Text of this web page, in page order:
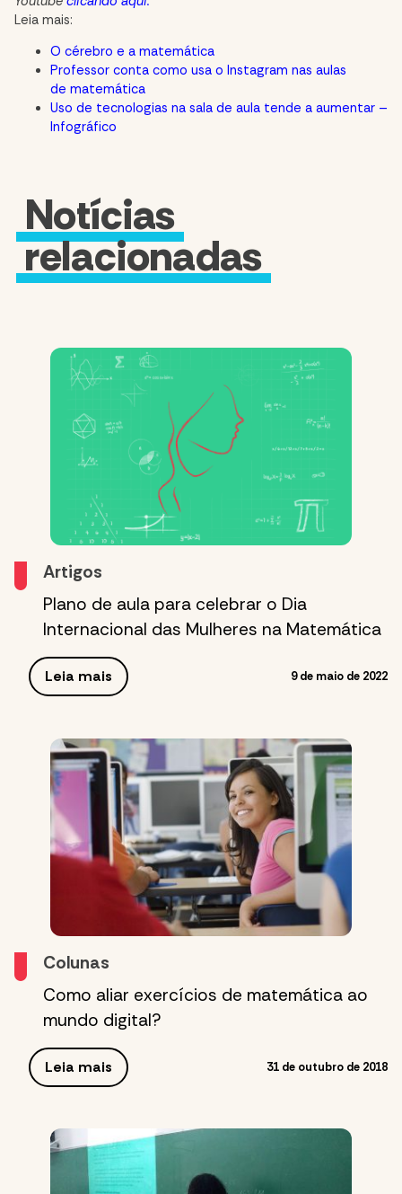
Leia mais:
O cérebro e a matemática
Professor conta como usa o Instagram nas aulas
de matemática
Uso de tecnologias na sala de aula tende a aumentar –
Infográfico
Notícias
relacionadas
Artigos
Plano de aula para celebrar o Dia
Internacional das Mulheres na Matemática
Leia mais 9 de maio de 2022
Colunas
Como aliar exercícios de matemática ao
mundo digital?
Leia mais 31 de outubro de 2018